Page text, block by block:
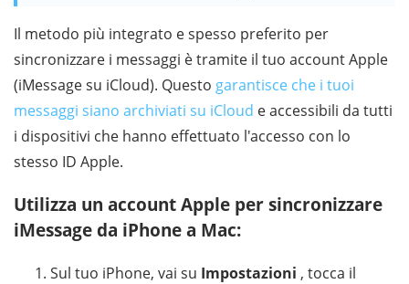
Il metodo più integrato e spesso preferito per
sincronizzare i messaggi è tramite il tuo account Apple
(iMessage su iCloud). Questo garantisce che i tuoi
messaggi siano archiviati su iCloud e accessibili da tutti
i dispositivi che hanno effettuato l'accesso con lo
stesso ID Apple.
Utilizza un account Apple per sincronizzare
iMessage da iPhone a Mac:
Sul tuo iPhone, vai su Impostazioni , tocca il